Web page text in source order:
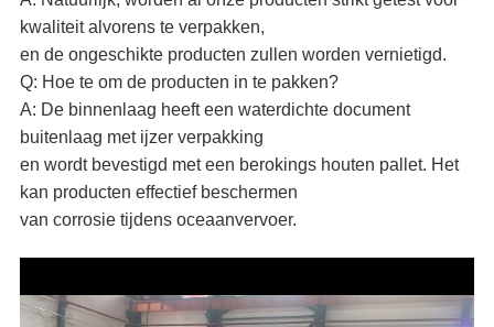
kwaliteit alvorens te verpakken,
en de ongeschikte producten zullen worden vernietigd.
Q: Hoe te om de producten in te pakken?
A: De binnenlaag heeft een waterdichte document
buitenlaag met ijzer verpakking
en wordt bevestigd met een berokings houten pallet. Het
kan producten effectief beschermen
van corrosie tijdens oceaanvervoer.